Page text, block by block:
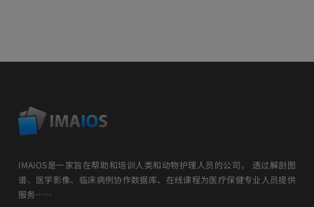
IMAIOS是一家旨在帮助和培训人类和动物护理人员的公司。 透过解剖图
谱、医学影像、临床病例协作数据库、在线课程为医疗保健专业人员提供
服务……